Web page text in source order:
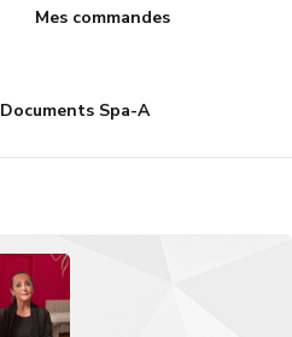
Mes commandes
Documents Spa-A